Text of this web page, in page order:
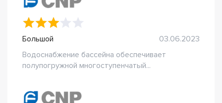
Большой
03.06.2023
Водоснабжение бассейна обеспечивает
полупогружной многоступенчатый...